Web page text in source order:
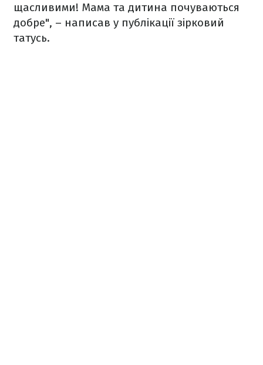
щасливими! Мама та дитина почуваються
добре", – написав у публікації зірковий
татусь.